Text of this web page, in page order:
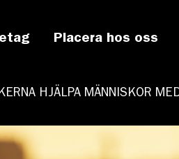
Placera hos oss
HJÄLPA MÄNNISKOR